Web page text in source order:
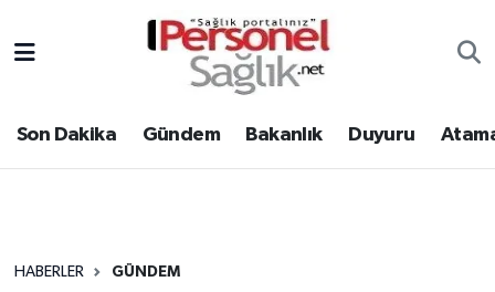
Son Dakika Gündem Bakanlık Duyuru
HABERLER GÜNDEM
Gündem
Nöbetçi Eczaneler
Hava Durumu